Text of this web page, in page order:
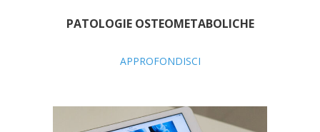
PATOLOGIE OSTEOMETABOLICHE
APPROFONDISCI